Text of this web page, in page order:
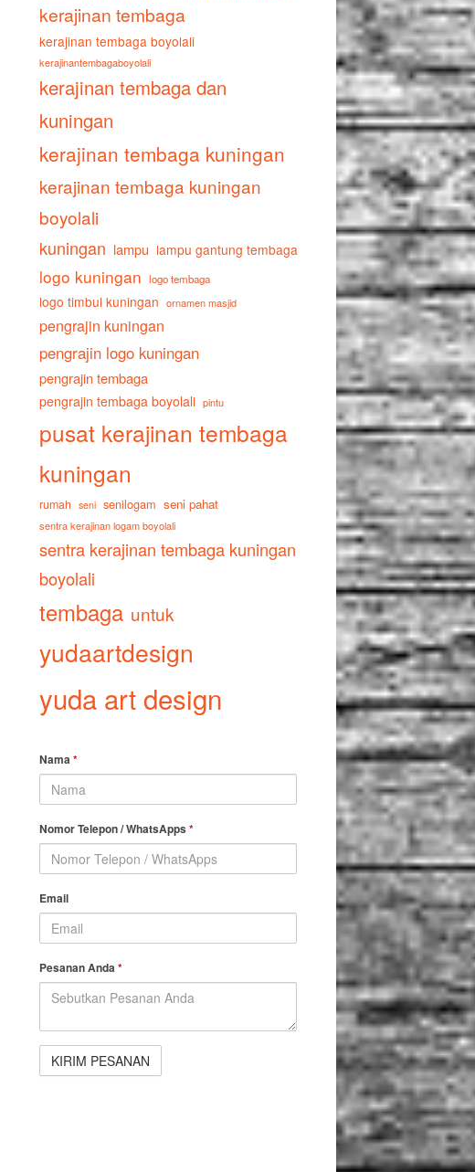
kerajinan tembaga
kerajinan tembaga boyolali
kerajinantembagaboyolali
kerajinan tembaga dan
kuningan
kerajinan tembaga kuningan
kerajinan tembaga kuningan
boyolali
kuningan lampu lampu gantung tembaga
logo kuningan logo tembaga
logo timbul kuningan ornamen masjid
pengrajin kuningan
pengrajin logo kuningan
pengrajin tembaga
pengrajin tembaga boyolali pintu
pusat kerajinan tembaga
kuningan
rumah seni senilogam seni pahat
sentra kerajinan logam boyolali
sentra kerajinan tembaga kuningan
boyolali
tembaga untuk
yudaartdesign
yuda art design
Nama*
Nomor Telepon / WhatsApps *
Email
Pesanan Anda*